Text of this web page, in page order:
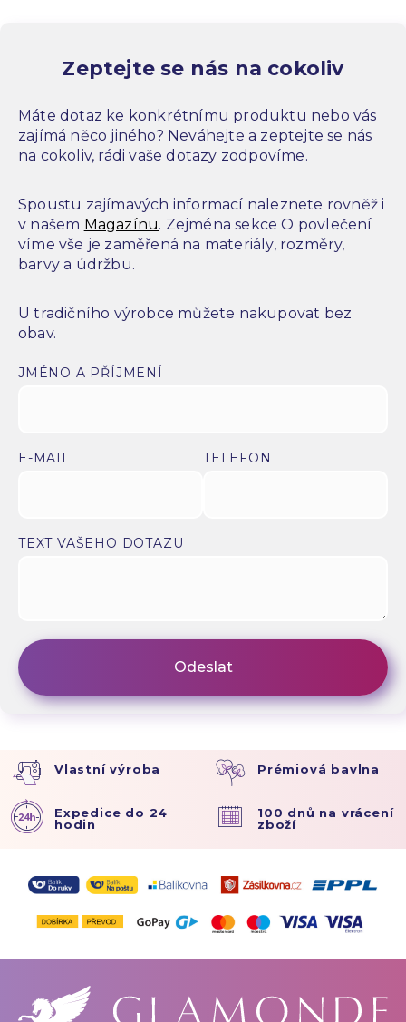
Zeptejte se nás na cokoliv
Máte dotaz ke konkrétnímu produktu nebo vás
zajímá něco jiného? Neváhejte a zeptejte se nás
na cokoliv, rádi vaše dotazy zodpovíme.
Spoustu zajímavých informací naleznete rovněž i
v našem Magazínu. Zejména sekce O povlečení
víme vše je zaměřená na materiály, rozměry,
barvy a údržbu.
U tradičního výrobce můžete nakupovat bez
obav.
JMÉNO A PŘÍJMENÍ
E-MAIL TELEFON
TEXT VAŠEHO DOTAZU
Vlastní výroba Prémiová bavlna
Expedice do 24
hodin
100 dnů na vrácení
zboží